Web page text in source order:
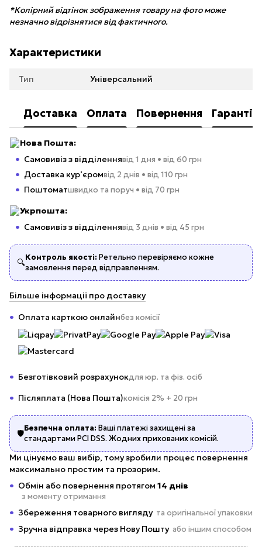
*Колірний відтінок зображення товару на фото може
незначно відрізнятися від фактичного.
Характеристики
Тип Універсальний
Доставка Оплата Повернення Гарантія
Нова Пошта:
Самовивіз з відділеннявід 1 дня • від 60 грн
Доставка кур’єромвід 2 днів • від 110 грн
Поштоматшвидко та поруч • від 70 грн
Укрпошта:
Самовивіз з відділеннявід 3 днів • від 45 грн
🔍
Контроль якості: Ретельно перевіряємо кожне
замовлення перед відправленням.
Більше інформації про доставку
Оплата карткою онлайнбез комісії
Безготівковий розрахунокдля юр. та фіз. осіб
Післяплата (Нова Пошта)комісія 2% + 20 грн
🛡️
Безпечна оплата: Ваші платежі захищені за
стандартами PCI DSS. Жодних прихованих комісій.
Ми цінуємо ваш вибір, тому зробили процес повернення
максимально простим та прозорим.
Обмін або повернення протягом 14 днів
з моменту отримання
Збереження товарного вигляду та оригінальної упаковки
Зручна відправка через Нову Пошту або іншим способом